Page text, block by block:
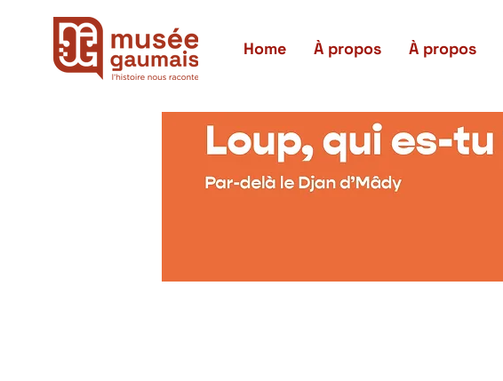
Home À propos À propos